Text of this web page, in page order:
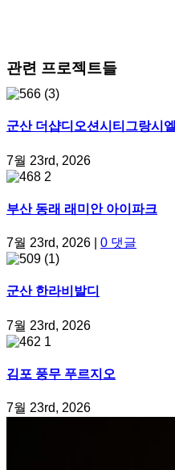
관련 프로젝트들
군산 더샵디오션시티그랑시엘
7월 23rd, 2026
부산 동래 래미안 아이파크
7월 23rd, 2026 0 댓글
군산 한라비발디
7월 23rd, 2026
김포 풍무 푸르지오
7월 23rd, 2026